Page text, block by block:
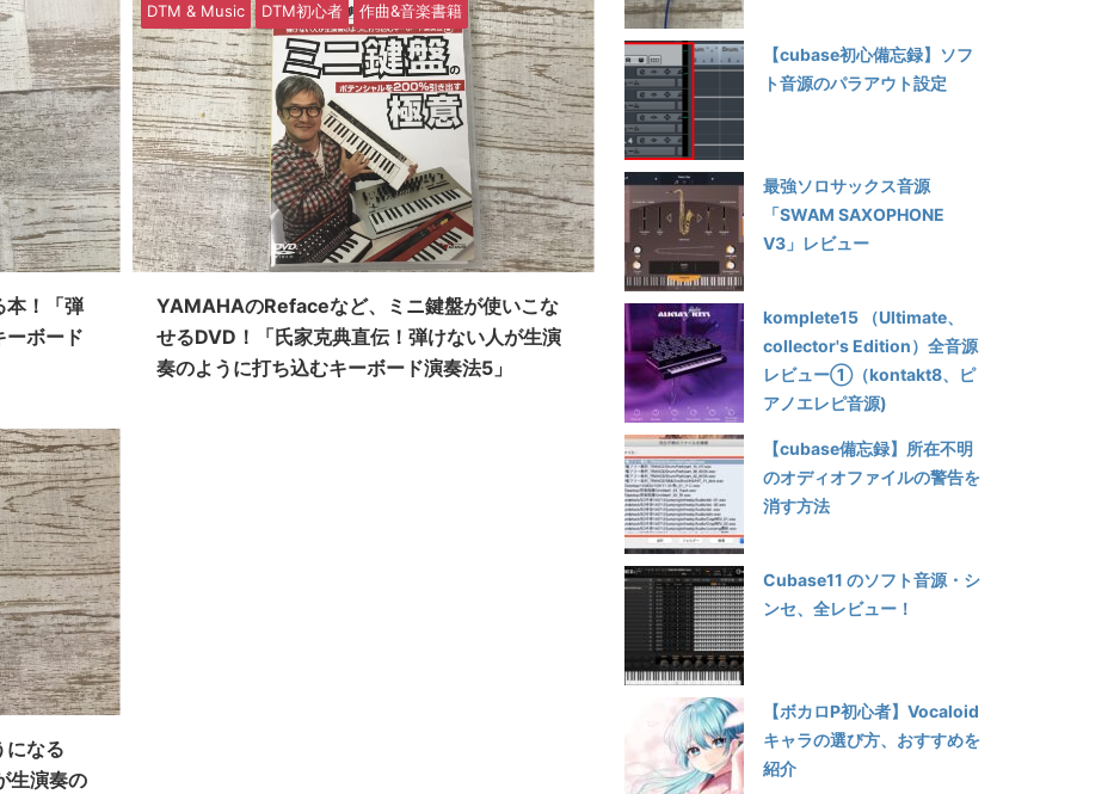
本！「弾
ーボード
DTM & Music DTM初心者 作曲&音楽書籍
YAMAHAのRefaceなど、ミニ鍵盤が使いこな
せるDVD！「氏家克典直伝！弾けない人が生演
奏のように打ち込むキーボード演奏法5」
になる
生演奏の
【cubase初心備忘録】ソフ
ト音源のパラアウト設定
最強ソロサックス音源
「SWAM SAXOPHONE
V3」レビュー
komplete15 （Ultimate、
collector's Edition）全音源
レビュー①（kontakt8、ピ
アノエレピ音源)
【cubase備忘録】所在不明
のオディオファイルの警告を
消す方法
Cubase11 のソフト音源・シ
ンセ、全レビュー！
【ボカロP初心者】Vocaloid
キャラの選び方、おすすめを
紹介